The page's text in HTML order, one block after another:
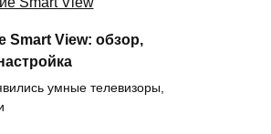
Smart View: обзор,
умные телевизоры,